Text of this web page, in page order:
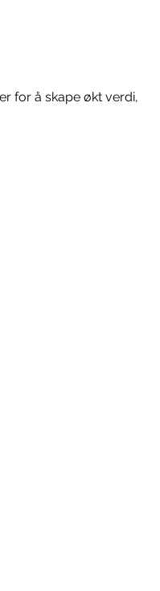
for å skape økt verdi,